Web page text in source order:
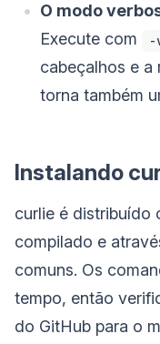
O modo
Execute com
-
cabeçalhos e a
torna também
Instalando
curlie é distribuído
compilado e
comuns. Os
tempo, então
do GitHub para o